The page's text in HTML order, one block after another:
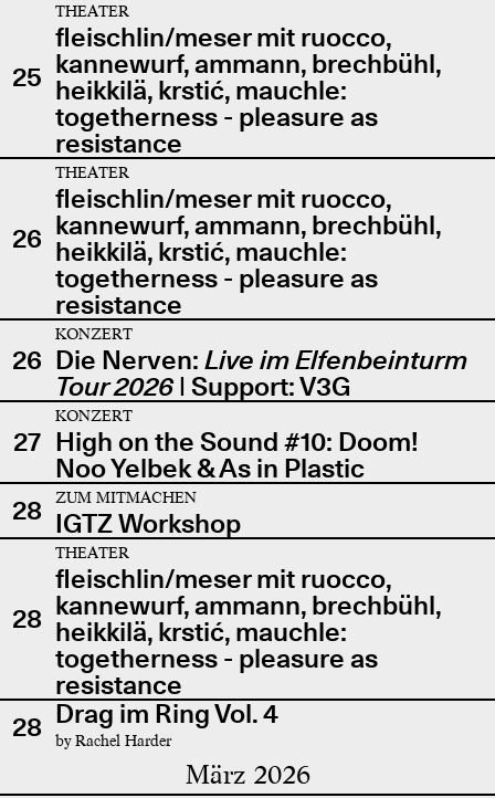
25
THEATER
fleischlin/meser mit ruocco,
kannewurf, ammann, brechbühl,
heikkilä, krstić, mauchle:
togetherness - pleasure as
resistance
26
THEATER
fleischlin/meser mit ruocco,
kannewurf, ammann, brechbühl,
heikkilä, krstić, mauchle:
togetherness - pleasure as
resistance
26
KONZERT
Die Nerven: Live im Elfenbeinturm
Tour 2026| Support: V3G
27
KONZERT
High on the Sound #10: Doom!
Noo Yelbek & As in Plastic
28
ZUM MITMACHEN
IGTZ Workshop
28
THEATER
fleischlin/meser mit ruocco,
kannewurf, ammann, brechbühl,
heikkilä, krstić, mauchle:
togetherness - pleasure as
resistance
28 Drag im Ring Vol. 4
by Rachel Harder
März 2026